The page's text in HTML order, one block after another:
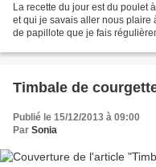
La recette du jour est du poulet
et qui je savais aller nous plaire
de papillote que je fais
Timbale de
Publié le 15/12/2013 à 09:00
Par Sonia